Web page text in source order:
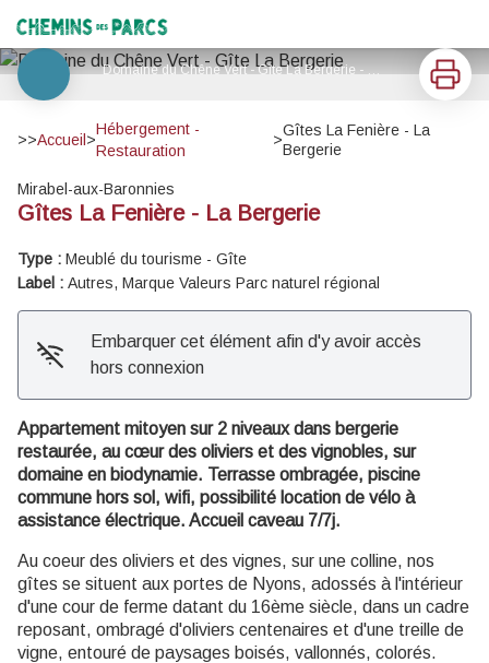
Chemins des Parcs
Domaine du Chêne Vert - Gîte La Bergerie - Clévacances
Voir l'image en plein écran
Imprimer
>>Accueil >
Hébergement -
Restauration
>
Gîtes La Fenière - La
Bergerie
Mirabel-aux-Baronnies
Gîtes La Fenière - La Bergerie
Type : Meublé du tourisme - Gîte
Label : Autres, Marque Valeurs Parc naturel régional
Embarquer cet élément afin d'y avoir accès
hors connexion
Appartement mitoyen sur 2 niveaux dans bergerie
restaurée, au cœur des oliviers et des vignobles, sur
domaine en biodynamie. Terrasse ombragée, piscine
commune hors sol, wifi, possibilité location de vélo à
assistance électrique. Accueil caveau 7/7j.
Au coeur des oliviers et des vignes, sur une colline, nos
gîtes se situent aux portes de Nyons, adossés à l'intérieur
d'une cour de ferme datant du 16ème siècle, dans un cadre
reposant, ombragé d'oliviers centenaires et d'une treille de
vigne, entouré de paysages boisés, vallonnés, colorés.